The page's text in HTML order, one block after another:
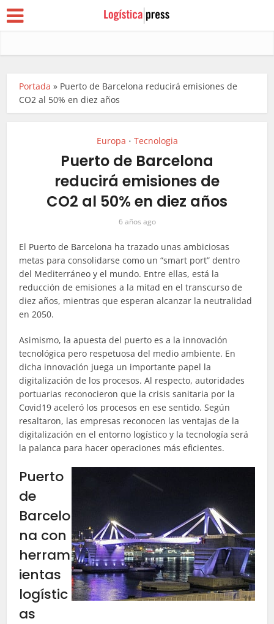
Portada » Puerto de Barcelona reducirá emisiones de
CO2 al 50% en diez años
Europa • Tecnologia
Puerto de Barcelona
reducirá emisiones de
CO2 al 50% en diez años
6 años ago
El Puerto de Barcelona ha trazado unas ambiciosas
metas para consolidarse como un “smart port” dentro
del Mediterráneo y el mundo. Entre ellas, está la
reducción de emisiones a la mitad en el transcurso de
diez años, mientras que esperan alcanzar la neutralidad
en 2050.
Asimismo, la apuesta del puerto es a la innovación
tecnológica pero respetuosa del medio ambiente. En
dicha innovación juega un importante papel la
digitalización de los procesos. Al respecto, autoridades
portuarias reconocieron que la crisis sanitaria por la
Covid19 aceleró los procesos en ese sentido. Según
resaltaron, las empresas reconocen las ventajas de la
digitalización en el entorno logístico y la tecnología será
la palanca para hacer operaciones más eficientes.
Puerto
de
Barcelo
na con
herram
ientas
logístic
as